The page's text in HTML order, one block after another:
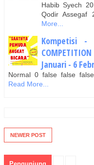
Habib Syech
Qodir Assegaf
More...
Kompetisi -
Januari - 6
Normal 0 false false
Read More...
NEWER POST